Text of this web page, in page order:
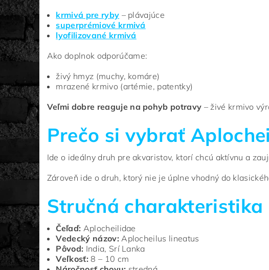
krmivá pre ryby – plávajúce
superprémiové krmivá
lyofilizované krmivá
Ako doplnok odporúčame:
živý hmyz (muchy, komáre)
mrazené krmivo (artémie, patentky)
Veľmi dobre reaguje na pohyb potravy – živé krmivo
Prečo si vybrať
Ide o ideálny druh pre akvaristov, ktorí chcú aktívnu a
Zároveň ide o druh, ktorý nie je úplne vhodný do
Stručná charakteristika
Čeľaď: Aplocheilidae
Vedecký názov: Aplocheilus lineatus
Pôvod: India, Srí Lanka
Veľkosť: 8 – 10 cm